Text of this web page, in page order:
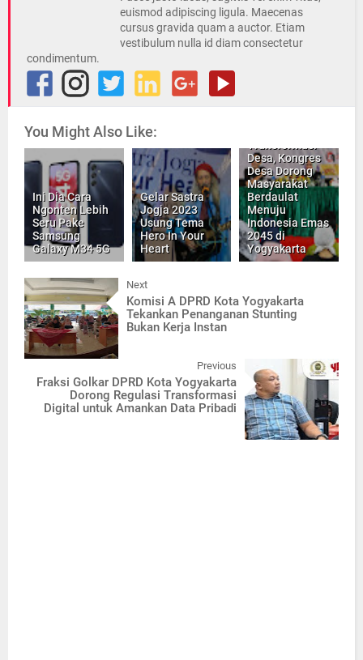
euismod adipiscing ligula. Maecenas
cursus gravida quam a auctor. Etiam
vestibulum nulla id diam consectetur
condimentum.
You Might Also Like:
Ini Dia Cara
Ngonten Lebih
Seru Pake
Samsung
Galaxy M34 5G
Gelar Sastra
Jogja 2023
Usung Tema
Hero In Your
Heart
Transformasi
Desa, Kongres
Desa Dorong
Masyarakat
Berdaulat
Menuju
Indonesia Emas
2045 di
Yogyakarta
Next
Komisi A DPRD Kota Yogyakarta
Tekankan Penanganan Stunting
Bukan Kerja Instan
Previous
Fraksi Golkar DPRD Kota Yogyakarta
Dorong Regulasi Transformasi
Digital untuk Amankan Data Pribadi